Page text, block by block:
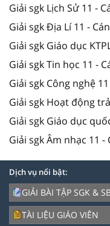
Giải sgk Lịch Sử 11 -
Giải sgk Địa Lí 11 -
Giải sgk Giáo dục
Giải sgk Tin học 11 -
Giải sgk Công nghệ
Giải sgk Hoạt động
Giải sgk Giáo dục
Giải sgk Âm nhạc 11 -
Dịch vụ nổi bật:
GIẢI BÀI TẬP SGK &
TÀI LIỆU GIÁO VIÊN